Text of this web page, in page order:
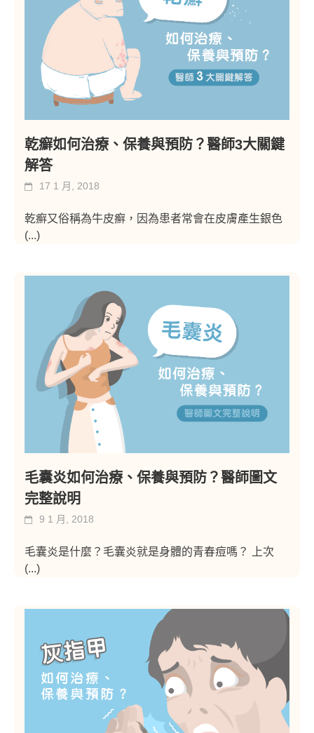
乾癬如何治療、保養與預防？醫師3大關鍵
解答
17 1 月, 2018
乾癬又俗稱為牛皮癬，因為患者常會在皮膚產生銀色
(...)
毛囊炎如何治療、保養與預防？醫師圖文
完整說明
9 1 月, 2018
毛囊炎是什麼？毛囊炎就是身體的青春痘嗎？ 上次
(...)